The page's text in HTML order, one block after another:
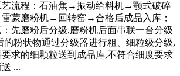
艺流程：石油焦→振动给料机→颚式破碎
蒙磨粉机→回转窑→合格后成品入库；
先磨粉后分级,磨粉机后面串联一台分级
的粉状物通过分级器进行粗、细粒级分级,
求的细颗粒送到成品库,不符合细度要求
...